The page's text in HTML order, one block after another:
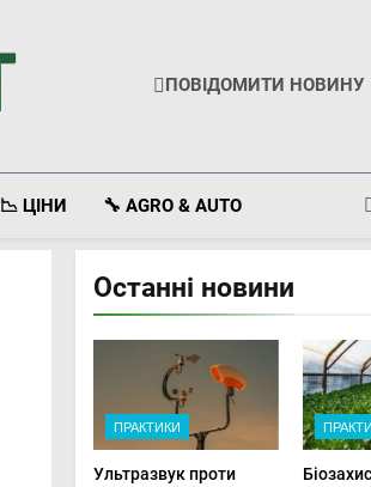
ПОВІДОМИТИ НОВИНУ
📉 ЦІНИ 🔧 AGRO & AUTO
Останні новини
ПРАКТИКИ
Ультразвук проти